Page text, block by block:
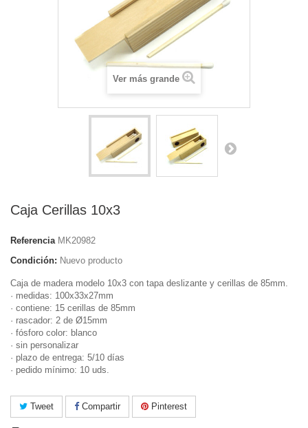
Ver más grande
Caja Cerillas 10x3
Referencia MK20982
Condición: Nuevo producto
Caja de madera modelo 10x3 con tapa deslizante y cerillas de 85mm.
· medidas: 100x33x27mm
· contiene: 15 cerillas de 85mm
· rascador: 2 de Ø15mm
· fósforo color: blanco
· sin personalizar
· plazo de entrega: 5/10 días
· pedido mínimo: 10 uds.
Tweet Compartir Pinterest